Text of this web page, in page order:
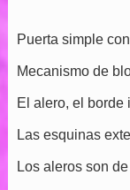
Puerta simple
Mecanismo de
El alero, el borde
Las esquinas
Los aleros son